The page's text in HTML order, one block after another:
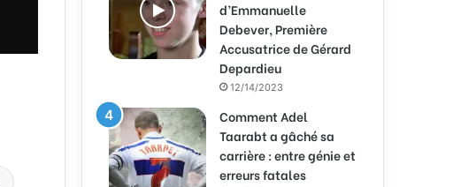
d’Emmanuelle
Debever, Première
Accusatrice de Gérard
Depardieu
12/14/2023
Comment Adel
Taarabt a gâché sa
carrière : entre génie et
erreurs fatales